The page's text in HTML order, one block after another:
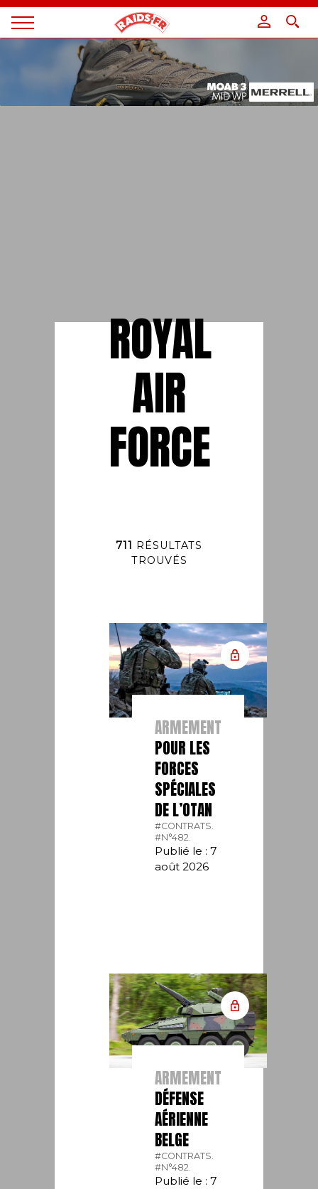
Magazine
ROYAL
AIR
FORCE
711
RÉSULTATS
TROUVÉS
ARMEMENT
POUR LES
FORCES
SPÉCIALES
DE L’OTAN
#CONTRATS.
#N°482.
Publié le : 7
août 2026
ARMEMENT
DÉFENSE
AÉRIENNE
BELGE
#CONTRATS.
#N°482.
Publié le : 7
Panneau de gestion des cookies